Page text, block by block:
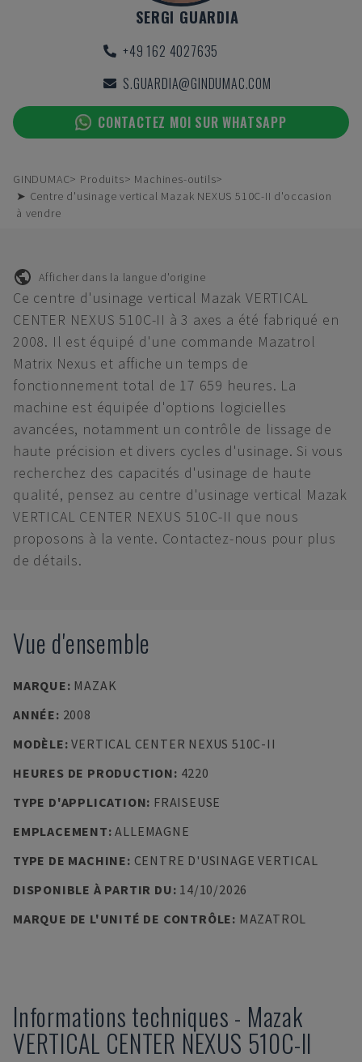
SERGI GUARDIA
+49 162 4027635
S.GUARDIA@GINDUMAC.COM
CONTACTEZ MOI SUR WHATSAPP
GINDUMAC Produits
Machines-outils
➤ Centre d'usinage vertical Mazak NEXUS 510C-II d'occasion
à vendre
Afficher dans la langue d'origine
Ce centre d'usinage vertical Mazak VERTICAL
CENTER NEXUS 510C-II à 3 axes a été fabriqué en
2008. Il est équipé d'une commande Mazatrol
Matrix Nexus et affiche un temps de
fonctionnement total de 17 659 heures. La
machine est équipée d'options logicielles
avancées, notamment un contrôle de lissage de
haute précision et divers cycles d'usinage. Si vous
recherchez des capacités d'usinage de haute
qualité, pensez au centre d'usinage vertical Mazak
VERTICAL CENTER NEXUS 510C-II que nous
proposons à la vente. Contactez-nous pour plus
de détails.
Vue d'ensemble
MARQUE: MAZAK
ANNÉE: 2008
MODÈLE:VERTICAL CENTER NEXUS 510C-II
HEURES DE PRODUCTION: 4220
TYPE D'APPLICATION: FRAISEUSE
EMPLACEMENT:ALLEMAGNE
TYPE DE MACHINE: CENTRE D'USINAGE VERTICAL
DISPONIBLE À PARTIR DU: 14/10/2026
MARQUE DE L'UNITÉ DE CONTRÔLE: MAZATROL
Informations techniques - Mazak
VERTICAL CENTER NEXUS 510C-II